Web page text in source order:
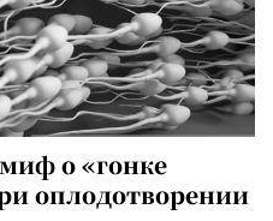
о «гонке
оплодотворении